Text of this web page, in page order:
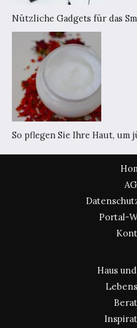
Nützliche Gadgets für das
So pflegen Sie Ihre Haut, um
Portal-
Haus